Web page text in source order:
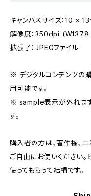
キャンバスサイズ：10 × 13
解像度：350dpi (W1378
拡張子：JPEGファイル
※ デジタルコンテンツの
用可能です。
※ sample表示が外れます
す。
購入者の方は、著作権、二
ご自由にお使いください
使ってもらって結構です。